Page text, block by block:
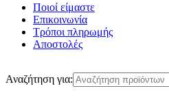
Ποιοί είμαστε
Επικοινωνία
Τρόποι πληρωμής
Αποστολές
Αναζήτηση για: